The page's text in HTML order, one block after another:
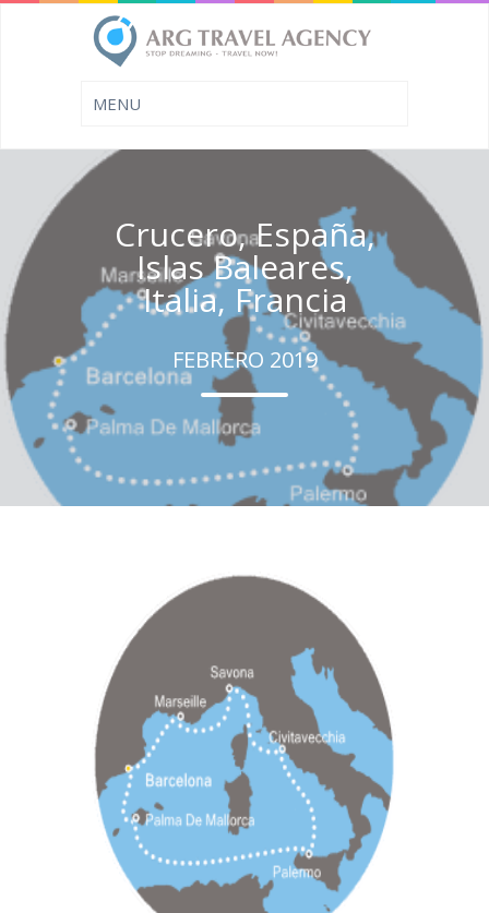
Crucero, España,
Islas Baleares,
Italia, Francia
FEBRERO 2019